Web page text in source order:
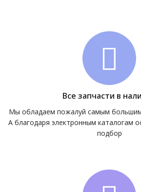
Все запчасти в
Мы обладаем пожалуй самым большим
А благодаря электронным каталогам
подбор